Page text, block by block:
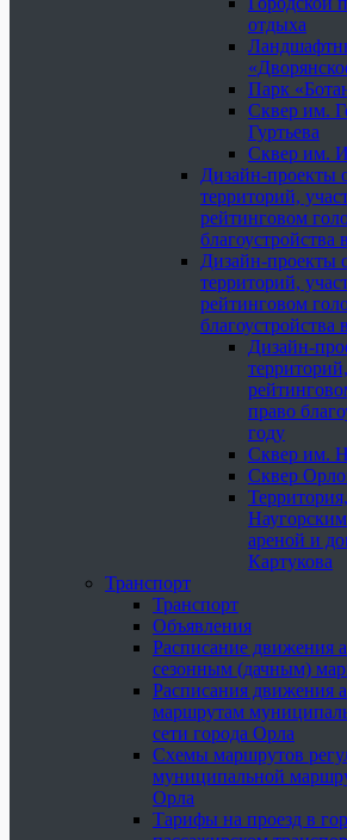
отдыха
Парк
Сквер им.
Гуртьева
Сквер им.
Дизайн-проекты
территорий,
рейтинговом
благоустройства
Дизайн-проекты
территорий,
рейтинговом
благоустройства
Дизайн-
право
году
Сквер им.
Сквер
ареной и
Картукова
Транспорт
Транспорт
Объявления
Расписание движения
сезонным (дачным)
Расписания движения
маршрутам
сети города Орла
Схемы маршрутов
муниципальной
Орла
Тарифы на проезд в